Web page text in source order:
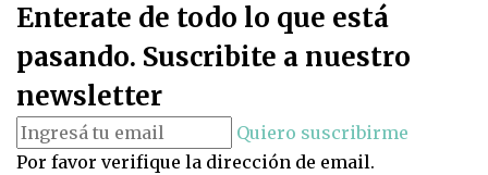
Enterate de todo lo que está
pasando. Suscribite a nuestro
newsletter
Quiero suscribirme
Por favor verifique la dirección de email.